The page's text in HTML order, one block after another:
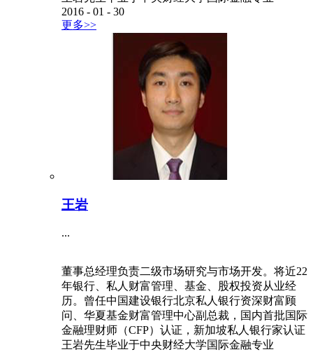
2016 - 01 - 30
更多>>
王岩
...
董事总经理负责二级市场研究与市场开发。将近22
年银行、私人财富管理、基金、股权投资从业经
历。曾任中国建设银行北京私人银行资深财富顾
问、华夏基金财富管理中心副总裁，国内首批国际
金融理财师（CFP）认证，新加坡私人银行家认证
王岩先生毕业于中央财经大学国际金融专业